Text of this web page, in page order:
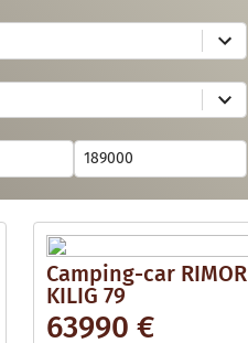
Camping-car RIMOR
KILIG 79
63990 €